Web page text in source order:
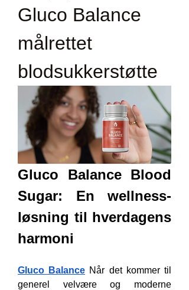
Gluco Balance
målrettet
blodsukkerstøtte
Gluco Balance Blood
Sugar: En wellness-
løsning til hverdagens
harmoni
Gluco Balance Når det kommer til
generel velvære og moderne